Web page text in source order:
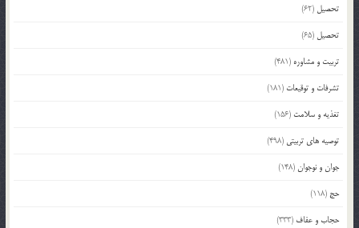
تحصیل (62)
تحصیل (65)
تربیت و مشاوره (481)
تشرفات و توقیعات (181)
تغذیه و سلامت (156)
توصیه های تربیتی (498)
جوان و نوجوان(148)
حج (118)
حجاب و عفاف (333)